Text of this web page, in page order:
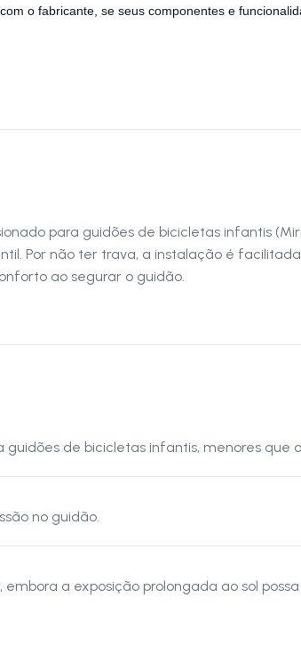
o fabricante, se seus componentes e
para guidões de bicicletas infantis
Por não ter trava, a instalação é
ao segurar o guidão.
de bicicletas infantis, menores que
no guidão.
a exposição prolongada ao sol